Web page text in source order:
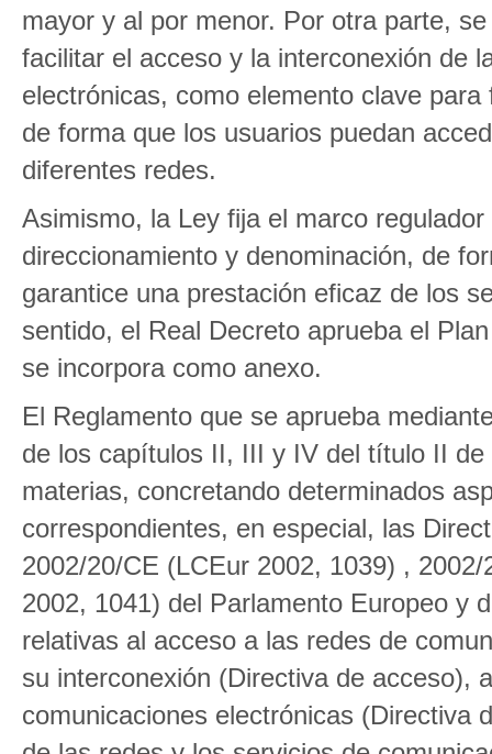
mayor y al por menor. Por otra parte,
facilitar el acceso y la interconexión de
electrónicas, como elemento clave
de forma que los usuarios puedan
diferentes redes.
Asimismo, la Ley fija el marco
direccionamiento y denominación, de
garantice una prestación eficaz de los
sentido, el Real Decreto aprueba el
se incorpora como anexo.
El Reglamento que se aprueba
de los capítulos II, III y IV del título II
materias, concretando determinados
correspondientes, en especial, las
2002/20/CE (LCEur 2002, 1039) ,
2002, 1041) del Parlamento Europeo y
relativas al acceso a las redes de
su interconexión (Directiva de acceso),
comunicaciones electrónicas (Directiva